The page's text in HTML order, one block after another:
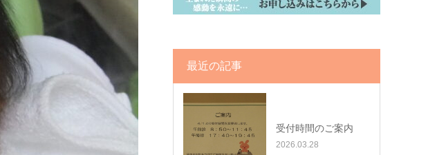
最近の記事
受付時間のご案内
2026.03.28